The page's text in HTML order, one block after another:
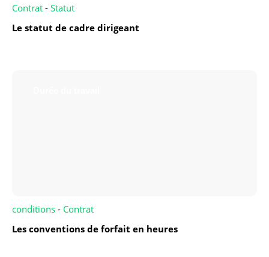
Contrat - Statut
Le statut de cadre dirigeant
conditions - Contrat
Les conventions de forfait en heures